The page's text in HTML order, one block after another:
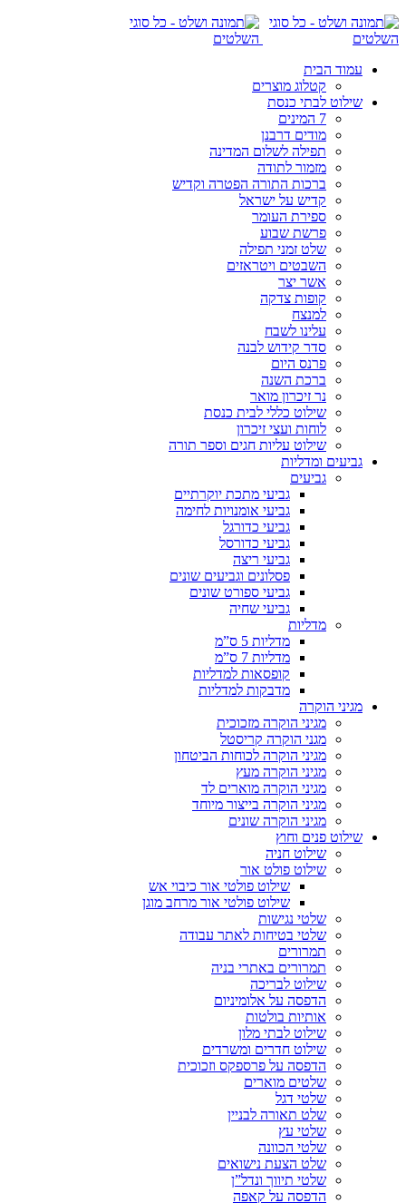
עמוד הבית
קטלוג מוצרים
שילוט לבתי כנסת
7 המינים
מודים דרבנן
תפילה לשלום המדינה
מזמור לתודה
ברכות התורה הפטרה וקדיש
קדיש על ישראל
ספירת העומר
פרשת שבוע
שלט זמני תפילה
השבטים ויטראזים
אשר יצר
קופות צדקה
למנצח
עלינו לשבח
סדר קידוש לבנה
פרנס היום
ברכת השנה
נר זיכרון מואר
שילוט כללי לבית כנסת
לוחות ועצי זיכרון
שילוט עליות חגים וספר תורה
גביעים ומדליות
גביעים
גביעי מתכת יוקרתיים
גביעי אומנויות לחימה
גביעי כדורגל
גביעי כדורסל
גביעי ריצה
פסלונים וגביעים שונים
גביעי ספורט שונים
גביעי שחיה
מדליות
מדליות 5 ס”מ
מדליות 7 ס”מ
קופסאות למדליות
מדבקות למדליות
מגיני הוקרה
מגיני הוקרה מזכוכית
מגני הוקרה קריסטל
מגיני הוקרה לכוחות הביטחון
מגיני הוקרה מעץ
מגיני הוקרה מוארים לד
מגיני הוקרה בייצור מיוחד
מגיני הוקרה שונים
שילוט פנים וחוץ
שילוט חניה
שילוט פולט אור
שילוט פולטי אור כיבוי אש
שילוט פולטי אור מרחב מוגן
שלטי נגישות
שלטי בטיחות לאתר עבודה
תמרורים
תמרורים באתרי בניה
שילוט לבריכה
הדפסה על אלומיניום
אותיות בולטות
שילוט לבתי מלון
שילוט חדרים ומשרדים
הדפסה על פרספקס וזכוכית
שלטים מוארים
שלטי דגל
שלט תאורה לבניין
שלטי עץ
שלטי הכוונה
שלט הצעת נישואים
שלטי תיווך ונדל”ן
הדפסה על קאפה